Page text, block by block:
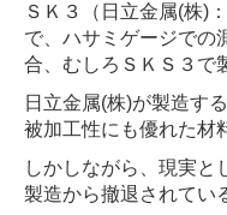
ＳＫ３（日立金属(株)
で、ハサミゲージでの
合、むしろＳＫＳ３で
日立金属(株)が製造す
被加工性にも優れた材
しかしながら、現実と
製造から撤退されてい